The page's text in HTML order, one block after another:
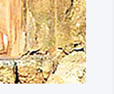
سبک زیست
سمبل‌ها،
پیشینه طاق